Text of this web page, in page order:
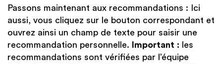
Passons maintenant aux recommandations : Ici
aussi, vous cliquez sur le bouton correspondant et
ouvrez ainsi un champ de texte pour saisir une
recommandation personnelle.
Important : les
recommandations sont vérifiées par l’équipe